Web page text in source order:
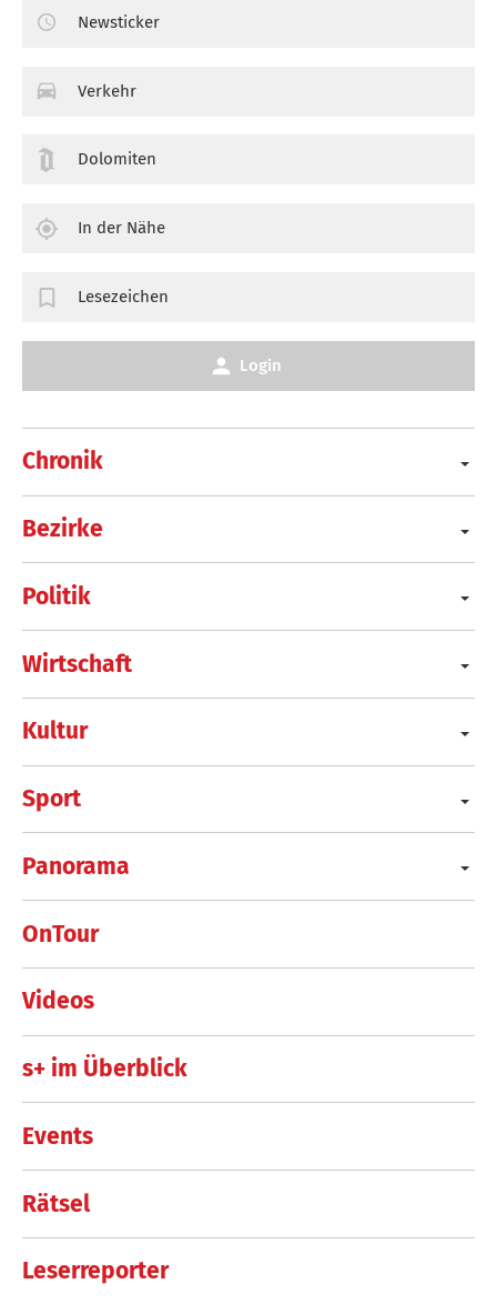
Chronik
Bezirke
Politik
Wirtschaft
Kultur
Sport
Panorama
OnTour
Videos
s+ im Überblick
Events
Rätsel
Leserreporter
Newsticker
Verkehr
Dolomiten
In der Nähe
Lesezeichen
Login